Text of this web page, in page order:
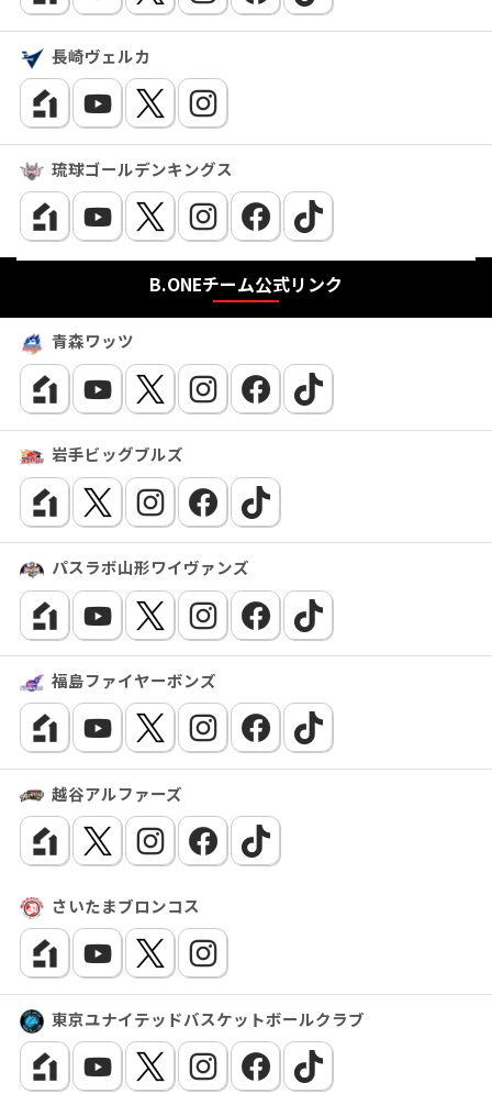
長崎ヴェルカ
琉球ゴールデンキングス
B.ONEチーム公式リンク
青森ワッツ
岩手ビッグブルズ
パスラボ山形ワイヴァンズ
福島ファイヤーボンズ
越谷アルファーズ
さいたまブロンコス
東京ユナイテッドバスケットボールクラブ